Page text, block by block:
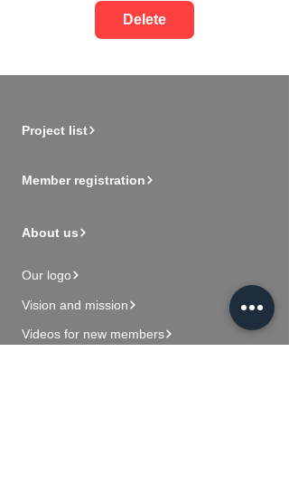
Delete
Project list
Member registration
About us
Our logo
Vision and mission
Videos for new members